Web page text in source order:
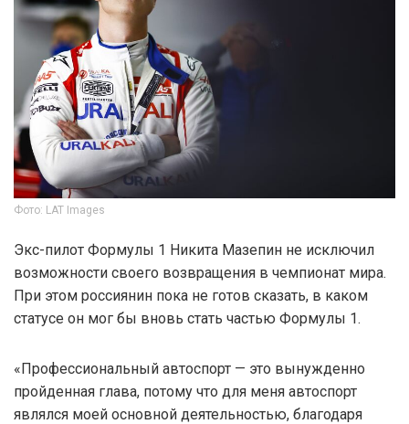
Фото: LAT Images
Экс-пилот Формулы 1 Никита Мазепин не исключил
возможности своего возвращения в чемпионат мира.
При этом россиянин пока не готов сказать, в каком
статусе он мог бы вновь стать частью Формулы 1.
«Профессиональный автоспорт — это вынужденно
пройденная глава, потому что для меня автоспорт
являлся моей основной деятельностью, благодаря